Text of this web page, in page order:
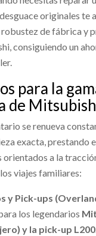
Consultar
TRASERO
TRASERO usado.
MONTERO (L040) 2500
Consultar
MONTERO (L040) 2500
TRASERO
TRASERO DERECHO
MONTERO (L040) 2500
Consultar
MONTERO (L040) 2500
usado.
MONTERO (L040) 2500
Consultar
MOTOR UCE usado.
MONTERO (L040) 2500
Consultar
usado.
MONTERO (L040) 2500
Consultar
usado.
MONTERO (L040) 2500
Consultar
originales te
robustez de fábrica y
consiguiendo un
para la
de
se renueva
exacta, prestando
orientados a la
viajes familiares:
y Pick-ups
los legendarios
y la pick-up L200